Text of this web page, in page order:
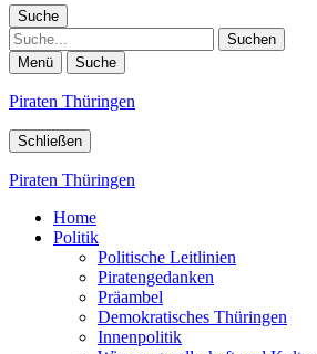
Suche
Suche
Menü Suche
Piraten Thüringen
Schließen
Piraten Thüringen
Home
Politik
Politische Leitlinien
Piratengedanken
Präambel
Demokratisches Thüringen
Innenpolitik